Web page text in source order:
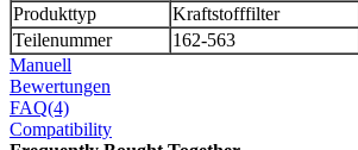
Produkttyp
Kraftstofffilter
Teilenummer
162-563
Manuell
Bewertungen
FAQ(4)
Compatibility